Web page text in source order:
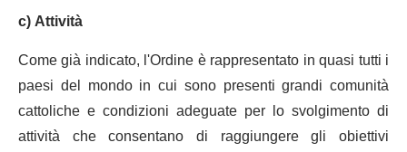
c) Attività
Come già indicato, l'Ordine è rappresentato in quasi tutti i
paesi del mondo in cui sono presenti grandi comunità
cattoliche e condizioni adeguate per lo svolgimento di
attività che consentano di raggiungere gli obiettivi